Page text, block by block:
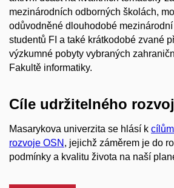
mezinárodních odborných školách,
odůvodněné dlouhodobé
studentů FI a také krátkodobé zvané
výzkumné pobyty vybraných
Fakultě informatiky.
Cíle udržitelného
Masarykova univerzita se hlásí k
rozvoje OSN , jejichž záměrem je do
podmínky a kvalitu života na naší